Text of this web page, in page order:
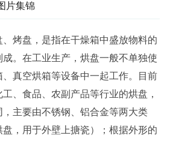
片集锦
盘，是指在干燥箱中盛放物料的
。在工业生产，烘盘一般不单独使
、真空烘箱等设备中一起工作。目前
、食品、农副产品等行业的烘盘，
主要由不锈钢、铝合金等两大类
盘，用于外壁上搪瓷）；根据外形的